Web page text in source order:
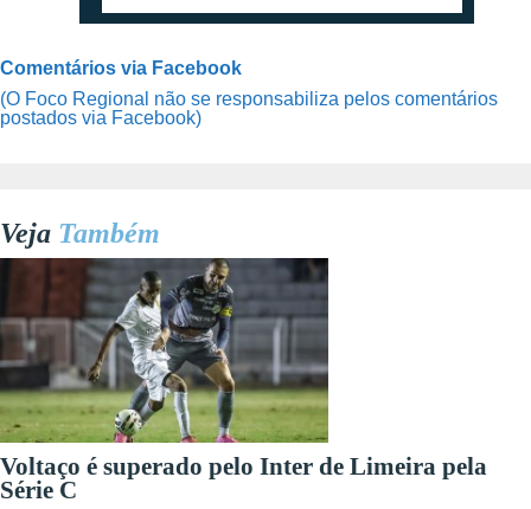
Comentários via Facebook
(O Foco Regional não se responsabiliza pelos comentários
postados via Facebook)
Veja Também
Voltaço é superado pelo Inter de Limeira pela
Série C